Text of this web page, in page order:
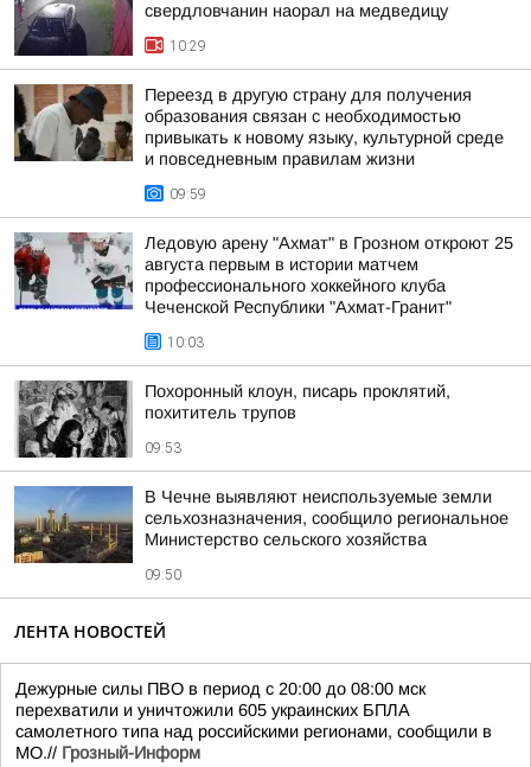
свердловчанин наорал на медведицу
10:29
Переезд в другую страну для получения
образования связан с необходимостью
привыкать к новому языку, культурной среде
и повседневным правилам жизни
09:59
Ледовую арену "Ахмат" в Грозном откроют 25
августа первым в истории матчем
профессионального хоккейного клуба
Чеченской Республики "Ахмат-Гранит"
10:03
Похоронный клоун, писарь проклятий,
похититель трупов
09:53
В Чечне выявляют неиспользуемые земли
сельхозназначения, сообщило региональное
Министерство сельского хозяйства
09:50
ЛЕНТА НОВОСТЕЙ
Дежурные силы ПВО в период с 20:00 до 08:00 мск
перехватили и уничтожили 605 украинских БПЛА
самолетного типа над российскими регионами, сообщили в
МО.// Грозный-Информ